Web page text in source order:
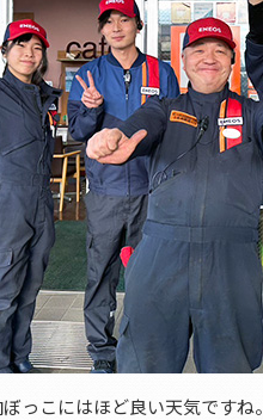
っこにはほど良い天気ですね。